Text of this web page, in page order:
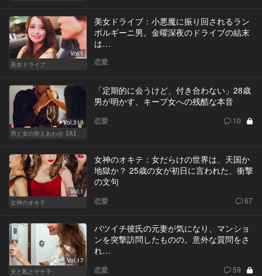
Vol.1
美女ドライブ
美女ドライブ：小悪魔に振り回されるラン
ボルギーニ男。金曜深夜のドライブの結末
は…
恋愛
Vol.319
男と女の答えあわせ【A】
「定期的に会うけど、付き合わない」28歳
男が明かす、キープ女への残酷な本音
恋愛 10
Vol.1
女神のオキテ
女神のオキテ：女だらけの世界は、天国か
地獄か？ 25歳の女が初日に言われた、衝撃
の文句
恋愛 67
Vol.17
夫と私とサチ子
バツイチ彼氏の元妻が気になり、マンショ
ンを突撃訪問したものの。意外な質問をさ
れ…
恋愛 59